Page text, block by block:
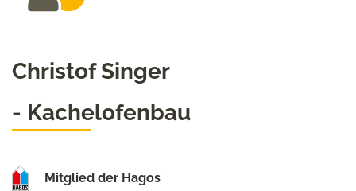
Christof Singer
- Kachelofenbau
Mitglied der Hagos